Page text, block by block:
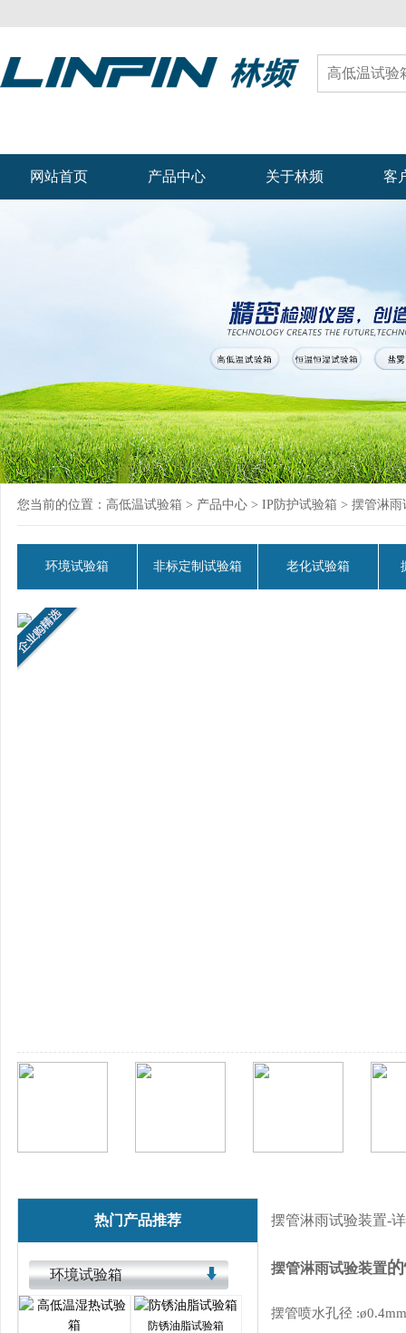
网站首页 产品中心 关于林频 客
您当前的位置： 高低温试验箱 > 产品中心 > IP防护试验箱 > 摆管淋雨
环境试验箱 非标定制试验箱 老化试验箱
热门产品推荐
环境试验箱
防锈油脂试验箱
摆管淋雨试验装置-
摆管淋雨试验装置
摆管喷水孔径 :ø0.4mm